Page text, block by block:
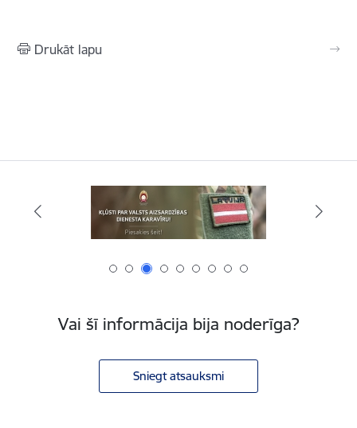
Drukāt lapu
Vai šī informācija bija noderīga?
Sniegt atsauksmi